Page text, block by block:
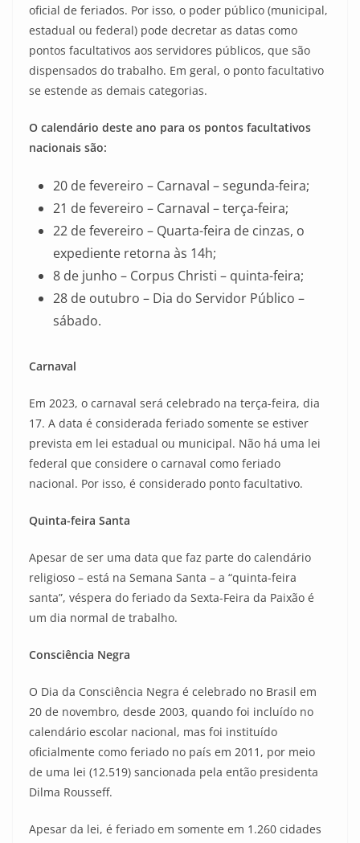
oficial de feriados. Por isso, o poder público (municipal,
estadual ou federal) pode decretar as datas como
pontos facultativos aos servidores públicos, que são
dispensados do trabalho. Em geral, o ponto facultativo
se estende as demais categorias.
O calendário deste ano para os pontos facultativos
nacionais são:
20 de fevereiro – Carnaval – segunda-feira;
21 de fevereiro – Carnaval – terça-feira;
22 de fevereiro – Quarta-feira de cinzas, o
expediente retorna às 14h;
8 de junho – Corpus Christi – quinta-feira;
28 de outubro – Dia do Servidor Público –
sábado.
Carnaval
Em 2023, o carnaval será celebrado na terça-feira, dia
17. A data é considerada feriado somente se estiver
prevista em lei estadual ou municipal. Não há uma lei
federal que considere o carnaval como feriado
nacional. Por isso, é considerado ponto facultativo.
Quinta-feira Santa
Apesar de ser uma data que faz parte do calendário
religioso – está na Semana Santa – a “quinta-feira
santa”, véspera do feriado da Sexta-Feira da Paixão é
um dia normal de trabalho.
Consciência Negra
O Dia da Consciência Negra é celebrado no Brasil em
20 de novembro, desde 2003, quando foi incluído no
calendário escolar nacional, mas foi instituído
oficialmente como feriado no país em 2011, por meio
de uma lei (12.519) sancionada pela então presidenta
Dilma Rousseff.
Apesar da lei, é feriado em somente em 1.260 cidades